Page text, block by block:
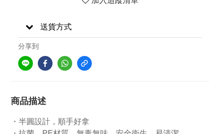
送貨方式
分享到
商品描述
・半圓設計，順手好拿